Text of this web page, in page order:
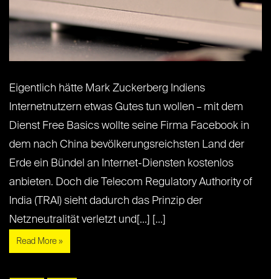
Eigentlich hätte Mark Zuckerberg Indiens
Internetnutzern etwas Gutes tun wollen – mit dem
Dienst Free Basics wollte seine Firma Facebook in
dem nach China bevölkerungsreichsten Land der
Erde ein Bündel an Internet-Diensten kostenlos
anbieten. Doch die Telecom Regulatory Authority of
India (TRAI) sieht dadurch das Prinzip der
Netzneutralität verletzt und[...] [...]
Read More »